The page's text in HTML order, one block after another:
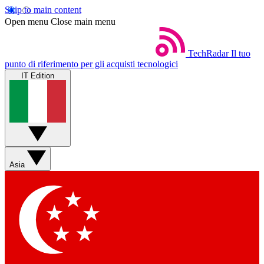
Skip to main content
Open menu Close main menu
TechRadar Il tuo
punto di riferimento per gli acquisti tecnologici
IT Edition
Asia